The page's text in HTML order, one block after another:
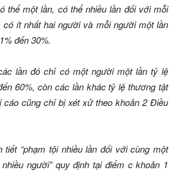
thể một lần, có thể nhiều lần đối với mỗi
ít nhất hai người và mỗi người một lần
đến 30%.
lần đó chỉ có một người một lần tỷ lệ
60%, còn các lần khác tỷ lệ thương tật
cáo cũng chỉ bị xét xử theo khoản 2 Điều
tiết “phạm tội nhiều lần đối với cùng một
người” quy định tại điểm c khoản 1